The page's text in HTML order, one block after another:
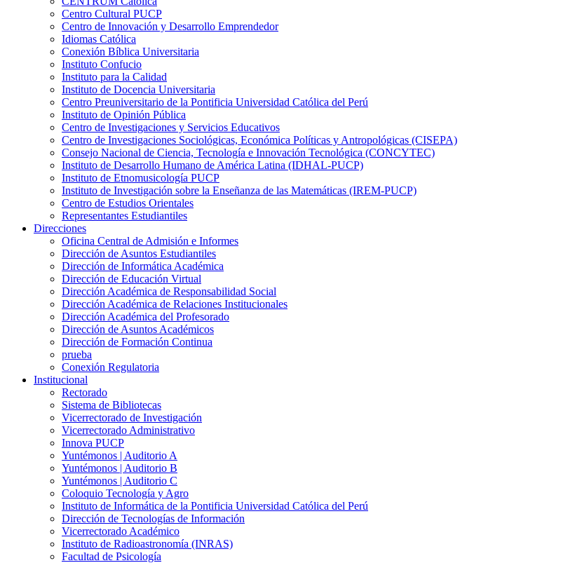
Centro Cultural PUCP
Centro de Innovación y Desarrollo Emprendedor
Idiomas Católica
Conexión Bíblica Universitaria
Instituto Confucio
Instituto para la Calidad
Instituto de Docencia Universitaria
Centro Preuniversitario de la Pontificia Universidad Católica del Perú
Instituto de Opinión Pública
Centro de Investigaciones y Servicios Educativos
Centro de Investigaciones Sociológicas, Económica Políticas y Antropológicas (CISEPA)
Consejo Nacional de Ciencia, Tecnología e Innovación Tecnológica (CONCYTEC)
Instituto de Desarrollo Humano de América Latina (IDHAL-PUCP)
Instituto de Etnomusicología PUCP
Instituto de Investigación sobre la Enseñanza de las Matemáticas (IREM-PUCP)
Centro de Estudios Orientales
Representantes Estudiantiles
Direcciones
Oficina Central de Admisión e Informes
Dirección de Asuntos Estudiantiles
Dirección de Informática Académica
Dirección de Educación Virtual
Dirección Académica de Responsabilidad Social
Dirección Académica de Relaciones Institucionales
Dirección Académica del Profesorado
Dirección de Asuntos Académicos
Dirección de Formación Continua
prueba
Conexión Regulatoria
Institucional
Rectorado
Sistema de Bibliotecas
Vicerrectorado de Investigación
Vicerrectorado Administrativo
Innova PUCP
Yuntémonos | Auditorio A
Yuntémonos | Auditorio B
Yuntémonos | Auditorio C
Coloquio Tecnología y Agro
Instituto de Informática de la Pontificia Universidad Católica del Perú
Dirección de Tecnologías de Información
Vicerrectorado Académico
Instituto de Radioastronomía (INRAS)
Facultad de Psicología